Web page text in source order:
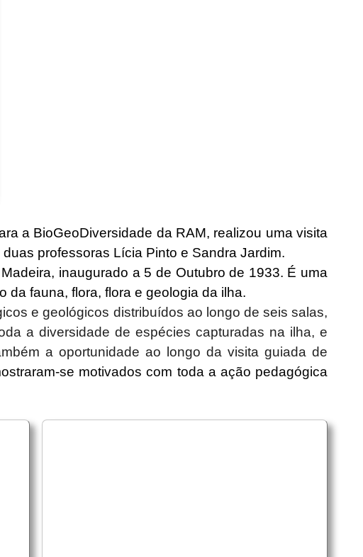
a BioGeoDiversidade da RAM, realizou uma visita
professoras Lícia Pinto e Sandra Jardim.
inaugurado a 5 de Outubro de 1933. É uma
da fauna, flora, flora e geologia da ilha.
e geológicos distribuídos ao longo de seis salas,
a diversidade de espécies capturadas na ilha, e
a oportunidade ao longo da visita guiada de
se motivados com toda a ação pedagógica